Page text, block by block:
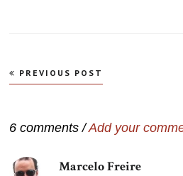
Navegação
de
PREVIOUS POST
6 comments /Add your
Marcelo Freire